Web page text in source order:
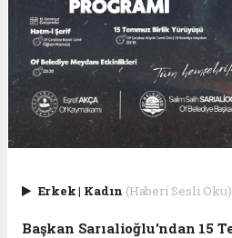
Erkek| Kadın (Haberi Sesli Oku)
Başkan Sarıalioğlu'ndan 15